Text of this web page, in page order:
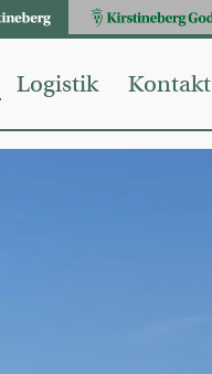
Logistik Kontakt